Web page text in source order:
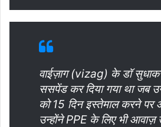
वाईज़ाग (vizag) के डॉ
ससपेंड कर दिया गया था जब
को 15 दिन इस्तेमाल करने पर
उन्होंने PPE के लिए भी आवाज़